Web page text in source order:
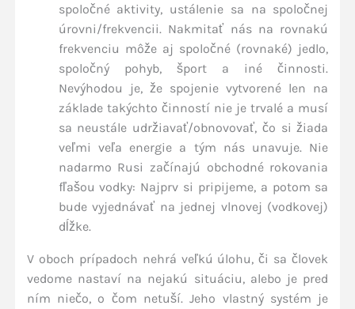
spoločné aktivity, ustálenie sa na spoločnej
úrovni/frekvencii. Nakmitať nás na rovnakú
frekvenciu môže aj spoločné (rovnaké) jedlo,
spoločný pohyb, šport a iné činnosti.
Nevýhodou je, že spojenie vytvorené len na
základe takýchto činností nie je trvalé a musí
sa neustále udržiavať/obnovovať, čo si žiada
veľmi veľa energie a tým nás unavuje. Nie
nadarmo Rusi začínajú obchodné rokovania
fľašou vodky: Najprv si pripijeme, a potom sa
bude vyjednávať na jednej vlnovej (vodkovej)
dĺžke.
V oboch prípadoch nehrá veľkú úlohu, či sa človek
vedome nastaví na nejakú situáciu, alebo je pred
ním niečo, o čom netuší. Jeho vlastný systém je